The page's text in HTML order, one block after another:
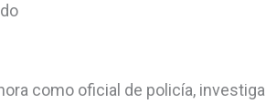
como oficial de policía,